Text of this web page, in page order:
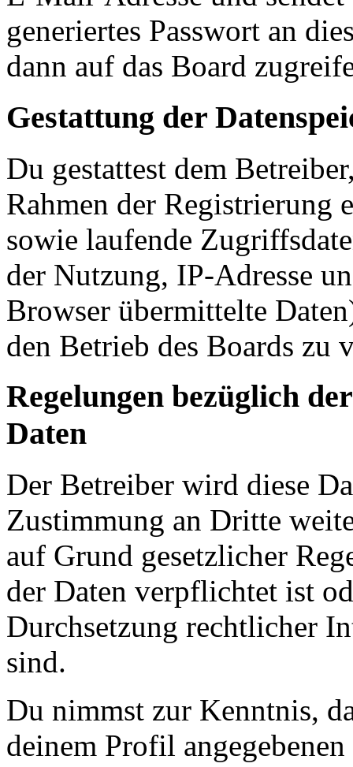
generiertes Passwort an
dann auf das Board
Gestattung der
Du gestattest dem
Rahmen der Registrierung
sowie laufende
der Nutzung, IP-Adresse
Browser übermittelte
den Betrieb des Boards zu
Regelungen bezüglich
Daten
Der Betreiber wird diese
Zustimmung an Dritte
auf Grund gesetzlicher
der Daten verpflichtet ist
Durchsetzung rechtlicher
sind.
Du nimmst zur Kenntnis,
deinem Profil